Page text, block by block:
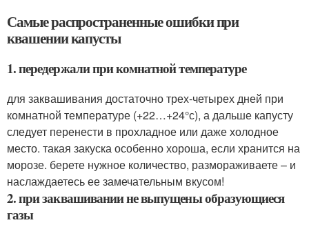
Самые распространенные ошибки при
квашении капусты
1. передержали при комнатной температуре
для заквашивания достаточно трех-четырех дней при
комнатной температуре (+22…+24°с), а дальше капусту
следует перенести в прохладное или даже холодное
место. такая закуска особенно хороша, если хранится на
морозе. берете нужное количество, размораживаете – и
наслаждаетесь ее замечательным вкусом!
2. при заквашивании не выпущены образующиеся
газы